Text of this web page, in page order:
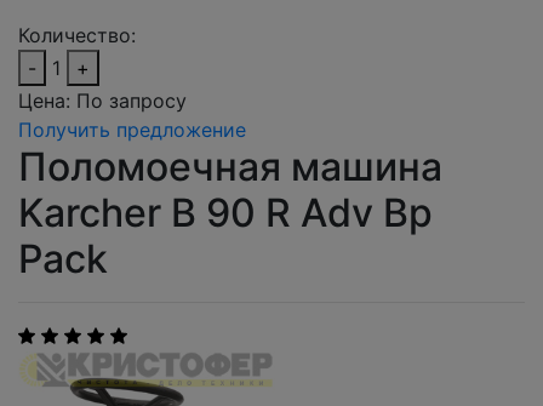
Количество:
-
1
+
Цена: По запросу
Получить предложение
Поломоечная машина
Karcher B 90 R Adv Bp
Pack